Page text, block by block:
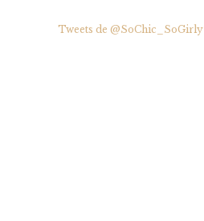
Tweets de @SoChic_SoGirly